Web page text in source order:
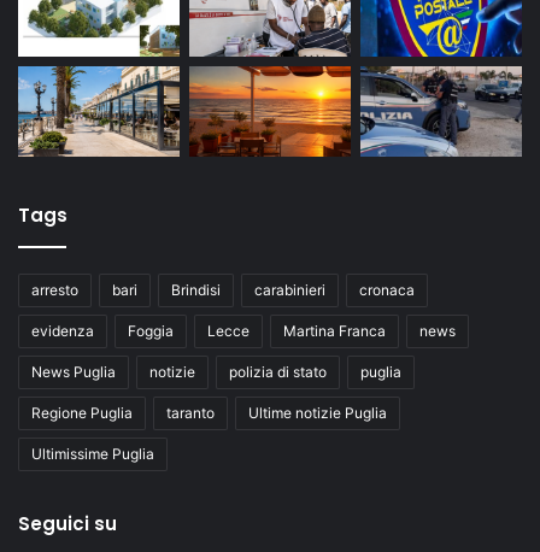
Tags
arresto bari Brindisi carabinieri cronaca
evidenza Foggia Lecce Martina Franca news
News Puglia notizie polizia di stato puglia
Regione Puglia taranto Ultime notizie Puglia
Ultimissime Puglia
Seguici su